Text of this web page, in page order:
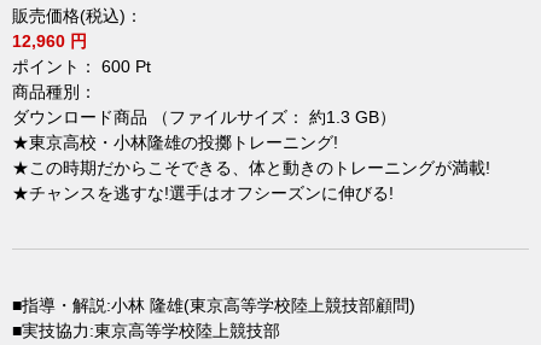
販売価格(税込)：
12,960 円
ポイント： 600 Pt
商品種別：
ダウンロード商品 （ファイルサイズ： 約1.3 GB）
★東京高校・小林隆雄の投擲トレーニング!
★この時期だからこそできる、体と動きのトレーニングが満載!
★チャンスを逃すな!選手はオフシーズンに伸びる!
■指導・解説:小林 隆雄(東京高等学校陸上競技部顧問)
■実技協力:東京高等学校陸上競技部